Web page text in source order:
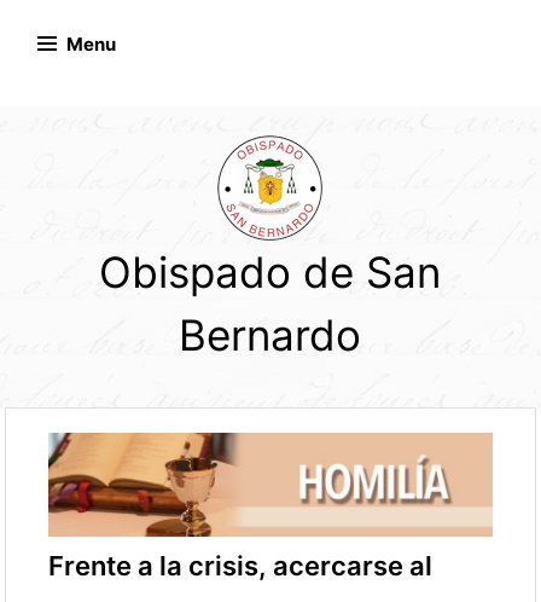
Menu
Obispado de San
Bernardo
Frente a la crisis, acercarse al